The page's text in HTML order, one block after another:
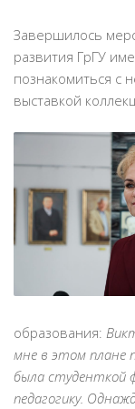
Завершилось
развития ГрГУ
познакомиться с
выставкой
образования:
мне в этом плане
была студенткой
педагогику.